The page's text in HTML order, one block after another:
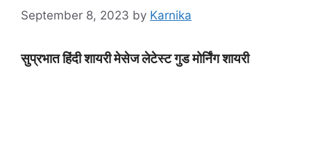
September 8, 2023 by Karnika
सुप्रभात हिंदी शायरी मेसेज लेटेस्ट गुड मोर्निंग शायरी